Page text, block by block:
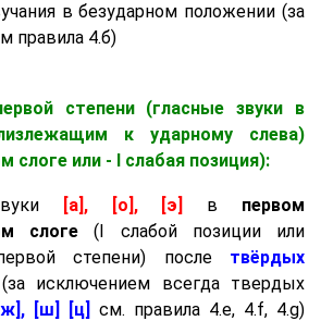
в безударном положении (за
правила 4.б)
степени (гласные звуки в
к ударному слева)
слоге или - I слабая позиция):
[а], [о], [э] в первом
слоге (I слабой позиции или
степени) послетвёрдых
(за исключением всегда твердых
[ж], [ш] [ц]
см. правила 4.e, 4.f, 4.g)